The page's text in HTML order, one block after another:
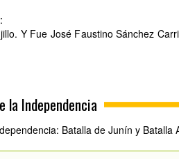
:
Y Fue José Faustino Sánchez
la Independencia
Batalla de Junín y Batalla